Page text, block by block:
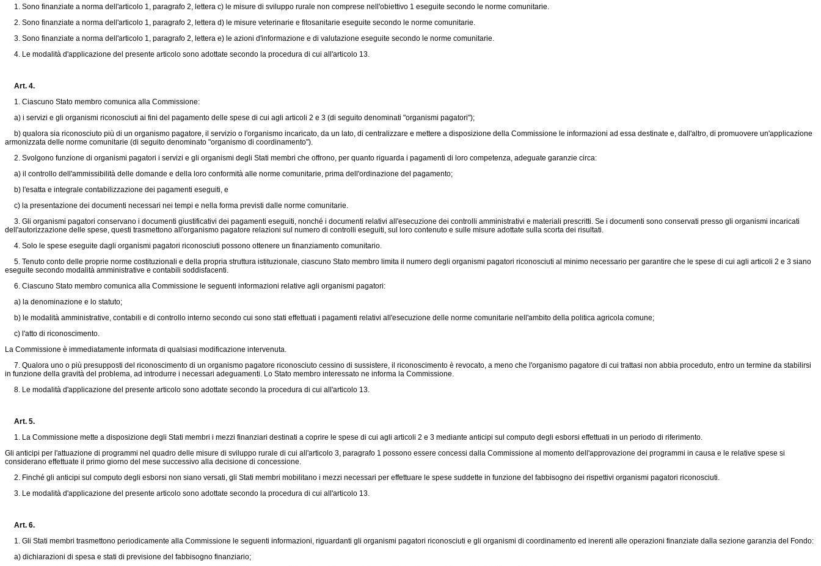
1. Sono finanziate a norma dell'articolo 1, paragrafo 2, lettera c) le misure di sviluppo rurale non comprese nell'obiettivo 1 eseguite secondo le norme comunitarie.
2. Sono finanziate a norma dell'articolo 1, paragrafo 2, lettera d) le misure veterinarie e fitosanitarie eseguite secondo le norme comunitarie.
3. Sono finanziate a norma dell'articolo 1, paragrafo 2, lettera e) le azioni d'informazione e di valutazione eseguite secondo le norme comunitarie.
4. Le modalità d'applicazione del presente articolo sono adottate secondo la procedura di cui all'articolo 13.
Art. 4.
1. Ciascuno Stato membro comunica alla Commissione:
a) i servizi e gli organismi riconosciuti ai fini del pagamento delle spese di cui agli articoli 2 e 3 (di seguito denominati "organismi pagatori");
b) qualora sia riconosciuto più di un organismo pagatore, il servizio o l'organismo incaricato, da un lato, di centralizzare e mettere a disposizione della Commissione le informazioni ad essa destinate e, dall'altro, di promuovere un'applicazione
armonizzata delle norme comunitarie (di seguito denominato "organismo di coordinamento").
2. Svolgono funzione di organismi pagatori i servizi e gli organismi degli Stati membri che offrono, per quanto riguarda i pagamenti di loro competenza, adeguate garanzie circa:
a) il controllo dell'ammissibilità delle domande e della loro conformità alle norme comunitarie, prima dell'ordinazione del pagamento;
b) l'esatta e integrale contabilizzazione dei pagamenti eseguiti, e
c) la presentazione dei documenti necessari nei tempi e nella forma previsti dalle norme comunitarie.
3. Gli organismi pagatori conservano i documenti giustificativi dei pagamenti eseguiti, nonché i documenti relativi all'esecuzione dei controlli amministrativi e materiali prescritti. Se i documenti sono conservati presso gli organismi incaricati
dell'autorizzazione delle spese, questi trasmettono all'organismo pagatore relazioni sul numero di controlli eseguiti, sul loro contenuto e sulle misure adottate sulla scorta dei risultati.
4. Solo le spese eseguite dagli organismi pagatori riconosciuti possono ottenere un finanziamento comunitario.
5. Tenuto conto delle proprie norme costituzionali e della propria struttura istituzionale, ciascuno Stato membro limita il numero degli organismi pagatori riconosciuti al minimo necessario per garantire che le spese di cui agli articoli 2 e 3 siano
eseguite secondo modalità amministrative e contabili soddisfacenti.
6. Ciascuno Stato membro comunica alla Commissione le seguenti informazioni relative agli organismi pagatori:
a) la denominazione e lo statuto;
b) le modalità amministrative, contabili e di controllo interno secondo cui sono stati effettuati i pagamenti relativi all'esecuzione delle norme comunitarie nell'ambito della politica agricola comune;
c) l'atto di riconoscimento.
La Commissione è immediatamente informata di qualsiasi modificazione intervenuta.
7. Qualora uno o più presupposti del riconoscimento di un organismo pagatore riconosciuto cessino di sussistere, il riconoscimento è revocato, a meno che l'organismo pagatore di cui trattasi non abbia proceduto, entro un termine da stabilirsi
in funzione della gravità del problema, ad introdurre i necessari adeguamenti. Lo Stato membro interessato ne informa la Commissione.
8. Le modalità d'applicazione del presente articolo sono adottate secondo la procedura di cui all'articolo 13.
Art. 5.
1. La Commissione mette a disposizione degli Stati membri i mezzi finanziari destinati a coprire le spese di cui agli articoli 2 e 3 mediante anticipi sul computo degli esborsi effettuati in un periodo di riferimento.
Gli anticipi per l'attuazione di programmi nel quadro delle misure di sviluppo rurale di cui all'articolo 3, paragrafo 1 possono essere concessi dalla Commissione al momento dell'approvazione dei programmi in causa e le relative spese si
considerano effettuate il primo giorno del mese successivo alla decisione di concessione.
2. Finché gli anticipi sul computo degli esborsi non siano versati, gli Stati membri mobilitano i mezzi necessari per effettuare le spese suddette in funzione del fabbisogno dei rispettivi organismi pagatori riconosciuti.
3. Le modalità d'applicazione del presente articolo sono adottate secondo la procedura di cui all'articolo 13.
Art. 6.
1. Gli Stati membri trasmettono periodicamente alla Commissione le seguenti informazioni, riguardanti gli organismi pagatori riconosciuti e gli organismi di coordinamento ed inerenti alle operazioni finanziate dalla sezione garanzia del Fondo:
a) dichiarazioni di spesa e stati di previsione del fabbisogno finanziario;